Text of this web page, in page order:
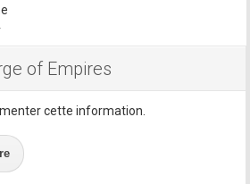
of Empires
cette information.